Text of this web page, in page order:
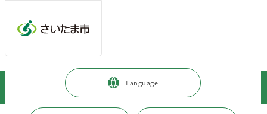
Language
子育て・教育 > 育児・保育 子育てに関する援助
なんでも子ども相談窓口をご利用ください